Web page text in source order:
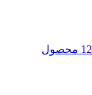
12 محصول